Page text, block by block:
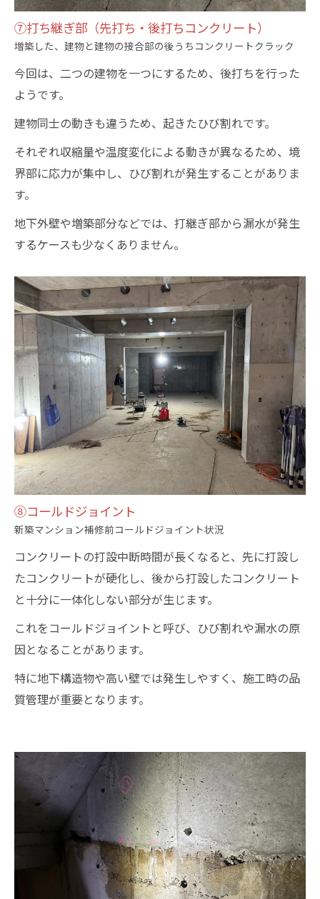
⑦打ち継ぎ部（先打ち・後打ちコンクリート）
増築した、建物と建物の接合部の後うちコンクリートクラック
今回は、二つの建物を一つにするため、後打ちを行った
ようです。
建物同士の動きも違うため、起きたひび割れです。
それぞれ収縮量や温度変化による動きが異なるため、境
界部に応力が集中し、ひび割れが発生することがありま
す。
地下外壁や増築部分などでは、打継ぎ部から漏水が発生
するケースも少なくありません。
⑧コールドジョイント
新築マンション補修前コールドジョイント状況
コンクリートの打設中断時間が長くなると、先に打設し
たコンクリートが硬化し、後から打設したコンクリート
と十分に一体化しない部分が生じます。
これをコールドジョイントと呼び、ひび割れや漏水の原
因となることがあります。
特に地下構造物や高い壁では発生しやすく、施工時の品
質管理が重要となります。